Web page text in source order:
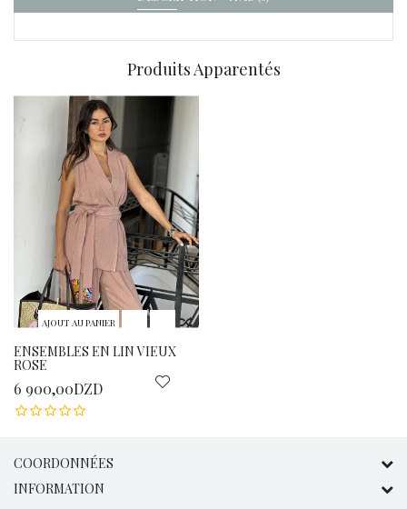
Produits Apparentés
AJOUT AU PANIER
ENSEMBLES EN LIN VIEUX
ROSE
6 900,00DZD
COORDONNÉES
INFORMATION